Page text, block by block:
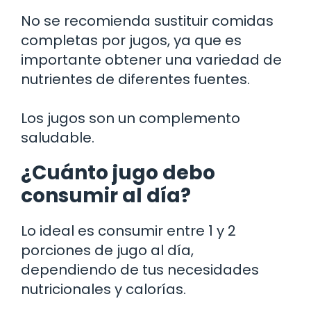
No se recomienda sustituir comidas
completas por jugos, ya que es
importante obtener una variedad de
nutrientes de diferentes fuentes.
Los jugos son un complemento
saludable.
¿Cuánto jugo debo
consumir al día?
Lo ideal es consumir entre 1 y 2
porciones de jugo al día,
dependiendo de tus necesidades
nutricionales y calorías.